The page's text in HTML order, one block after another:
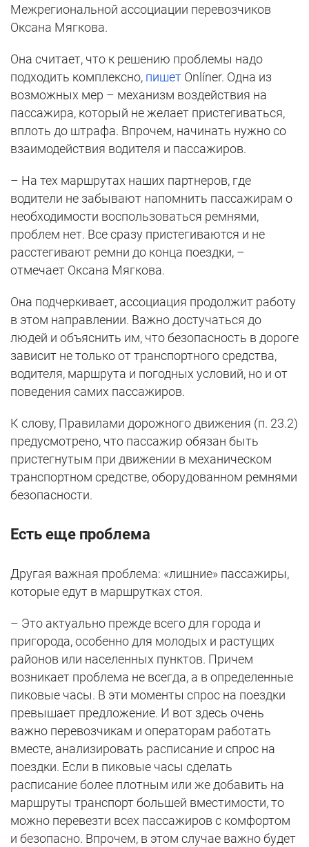
Межрегиональной ассоциации перевозчиков
Оксана Мягкова.
Она считает, что к решению проблемы надо
подходить комплексно, пишет Onlíner. Одна из
возможных мер – механизм воздействия на
пассажира, который не желает пристегиваться,
вплоть до штрафа. Впрочем, начинать нужно со
взаимодействия водителя и пассажиров.
– На тех маршрутах наших партнеров, где
водители не забывают напомнить пассажирам о
необходимости воспользоваться ремнями,
проблем нет. Все сразу пристегиваются и не
расстегивают ремни до конца поездки, –
отмечает Оксана Мягкова.
Она подчеркивает, ассоциация продолжит работу
в этом направлении. Важно достучаться до
людей и объяснить им, что безопасность в дороге
зависит не только от транспортного средства,
водителя, маршрута и погодных условий, но и от
поведения самих пассажиров.
К слову, Правилами дорожного движения (п. 23.2)
предусмотрено, что пассажир обязан быть
пристегнутым при движении в механическом
транспортном средстве, оборудованном ремнями
безопасности.
Есть еще проблема
Другая важная проблема: «лишние» пассажиры,
которые едут в маршрутках стоя.
– Это актуально прежде всего для города и
пригорода, особенно для молодых и растущих
районов или населенных пунктов. Причем
возникает проблема не всегда, а в определенные
пиковые часы. В эти моменты спрос на поездки
превышает предложение. И вот здесь очень
важно перевозчикам и операторам работать
вместе, анализировать расписание и спрос на
поездки. Если в пиковые часы сделать
расписание более плотным или же добавить на
маршруты транспорт большей вместимости, то
можно перевезти всех пассажиров с комфортом
и безопасно. Впрочем, в этом случае важно будет